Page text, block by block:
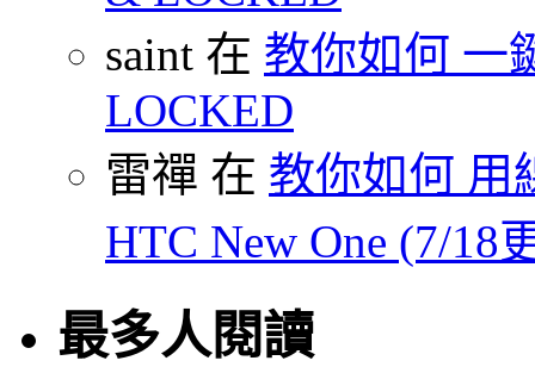
saint 在 教你如何 一
LOCKED
雷禪 在 教你如何 用
HTC New One (7/18
最多人閱讀